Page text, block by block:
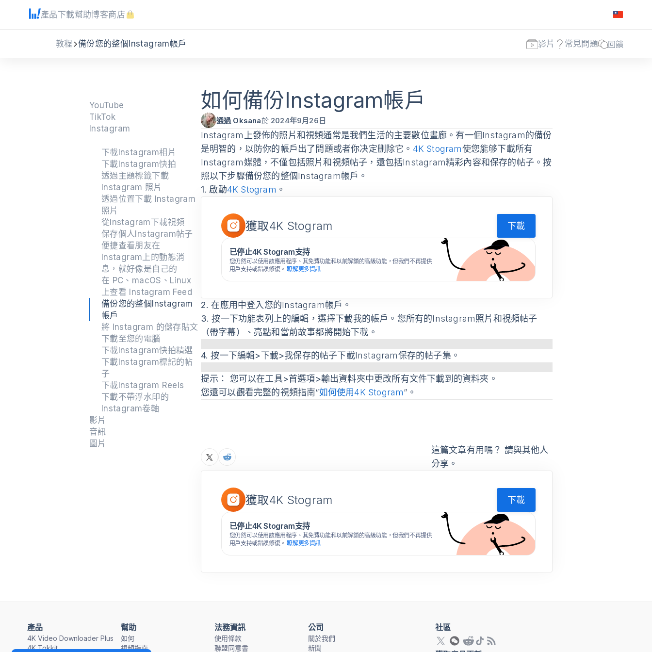
產品下載幫助博客商店
教程 備份您的整個Instagram帳戶 影片 常見問題 回饋
YouTube
TikTok
Instagram
下載Instagram相片
下載Instagram快拍
透過主題標籤下載
Instagram 照片
透過位置下載 Instagram
照片
從Instagram下載視頻
保存個人Instagram帖子
便捷查看朋友在
Instagram上的動態消
息，就好像是自己的
在 PC、macOS、Linux
上查看 Instagram Feed
備份您的整個Instagram
帳戶
將 Instagram 的儲存貼文
下載至您的電腦
下載Instagram快拍精選
下載Instagram標記的帖
子
下載Instagram Reels
下載不帶浮水印的
Instagram卷軸
影片
音訊
圖片
如何備份Instagram帳戶
通過 Oksana於 2024年9月26日
Instagram上發佈的照片和視頻通常是我們生活的主要數位畫廊。有一個Instagram的備份
是明智的，以防你的帳戶出了問題或者你决定删除它。 4K Stogram使您能够下載所有
Instagram媒體，不僅包括照片和視頻帖子，還包括Instagram精彩內容和保存的帖子。按
照以下步驟備份您的整個Instagram帳戶。
1. 啟動4K Stogram 。
獲取4K Stogram 下載
已停止4K Stogram支持
您仍然可以使用該應用程序、其免費功能和以前解鎖的高級功能，但我們不再提供
用戶支持或錯誤修復。 瞭解更多資訊
2. 在應用中登入您的Instagram帳戶。
3. 按一下功能表列上的編輯 ，選擇下載我的帳戶 。您所有的Instagram照片和視頻帖子
（帶字幕）、亮點和當前故事都將開始下載。
4. 按一下編輯>下載>我保存的帖子下載Instagram保存的帖子集。
提示 ： 您可以在工具>首選項>輸出資料夾中更改所有文件下載到的資料夾。
您還可以觀看完整的視頻指南“如何使用4K Stogram”。
這篇文章有用嗎？ 請與其他人
分享。
獲取4K Stogram 下載
已停止4K Stogram支持
您仍然可以使用該應用程序、其免費功能和以前解鎖的高級功能，但我們不再提供
用戶支持或錯誤修復。 瞭解更多資訊
產品
4K Video Downloader Plus
4K Tokkit
幫助
如何
視頻指南
法務資訊
使用條款
聯盟同意書
公司
關於我們
新聞
社區